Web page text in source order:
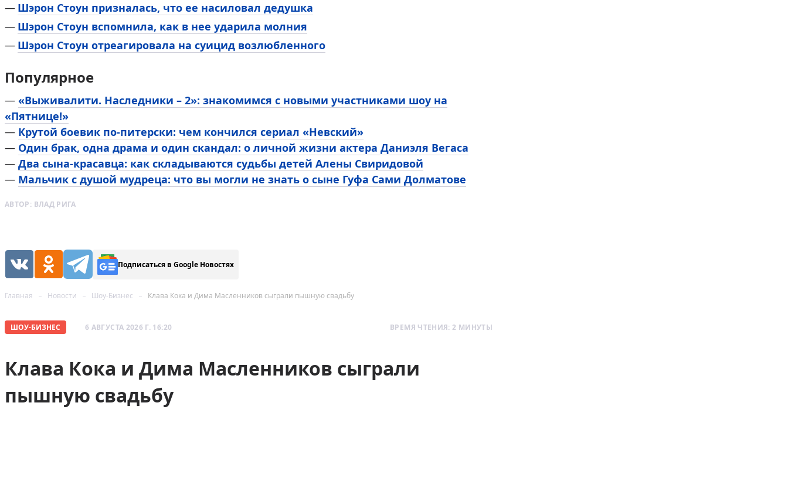
Шэрон Стоун призналась, что ее насиловал дедушка
Шэрон Стоун вспомнила, как в нее ударила молния
Шэрон Стоун отреагировала на суицид возлюбленного
Популярное
— «Выживалити. Наследники – 2»: знакомимся с новыми участниками шоу на
«Пятнице!»
— Крутой боевик по-питерски: чем кончился сериал «Невский»
— Один брак, одна драма и один скандал: о личной жизни актера Даниэля Вегаса
— Два сына-красавца: как складываются судьбы детей Алены Свиридовой
— Мальчик с душой мудреца: что вы могли не знать о сыне Гуфа Сами Долматове
АВТОР: ВЛАД РИГА
Подписаться в Google Новостях
Главная Новости Шоу-Бизнес Клава Кока и Дима Масленников сыграли пышную свадьбу
ШОУ-БИЗНЕС 6 АВГУСТА 2026 Г. 16:20 ВРЕМЯ ЧТЕНИЯ: 2 МИНУТЫ
Клава Кока и Дима Масленников сыграли
пышную свадьбу